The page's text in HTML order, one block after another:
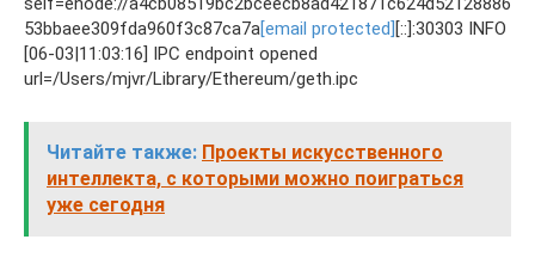
53bbaee309fda960f3c87ca7a[email protected] [::]:30303 INFO
[06-03|11:03:16] IPC endpoint opened
url=/Users/mjvr/Library/Ethereum/geth.ipc
Читайте также: Проекты искусственного
интеллекта, с которыми можно поиграться
уже сегодня